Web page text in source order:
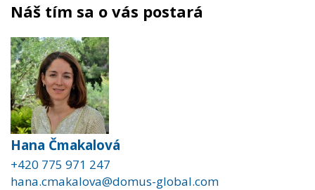
Náš tím sa o vás postará
Hana Čmakalová
+420 775 971 247
hana.cmakalova@domus-global.com